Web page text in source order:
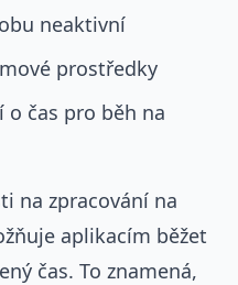
neaktivní
prostředky
o čas pro běh na
na zpracování na
aplikacím běžet
čas. To znamená,